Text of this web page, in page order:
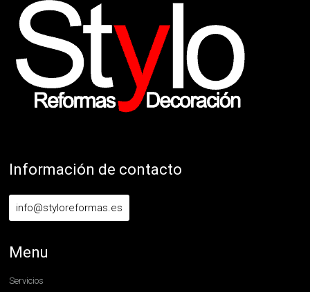
Información de contacto
info@styloreformas.es
Menu
Servicios